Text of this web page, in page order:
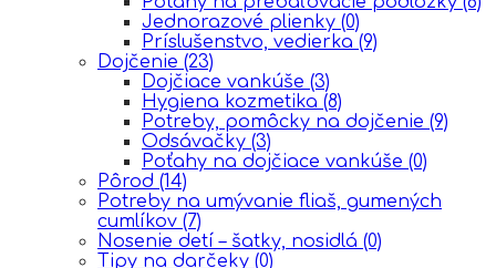
Jednorazové plienky (0)
Príslušenstvo, vedierka (9)
Dojčenie (23)
Dojčiace vankúše (3)
Hygiena kozmetika (8)
Potreby, pomôcky na dojčenie (9)
Odsávačky (3)
Poťahy na dojčiace vankúše (0)
Pôrod (14)
Potreby na umývanie fliaš, gumených
cumlíkov (7)
Nosenie detí – šatky, nosidlá (0)
Tipy na darčeky (0)